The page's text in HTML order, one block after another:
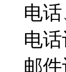
电
电话
邮件